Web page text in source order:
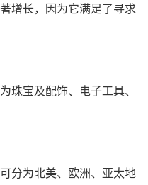
增长，因为它满足了寻求
珠宝及配饰、电子工具、
分为北美、欧洲、亚太地